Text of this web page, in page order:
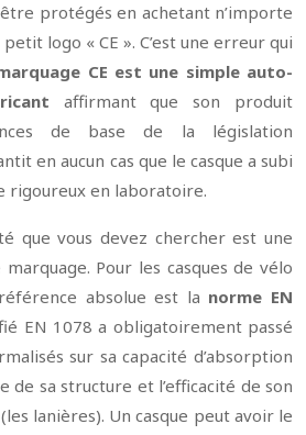
protégés en achetant n’importe
logo « CE ». C’est une erreur qui
CE est une simple auto-
affirmant que son produit
de base de la législation
en aucun cas que le casque a subi
rigoureux en laboratoire.
que vous devez chercher est une
Pour les casques de vélo
absolue est la norme EN
EN 1078 a obligatoirement passé
sur sa capacité d’absorption
de sa structure et l’efficacité de son
lanières). Un casque peut avoir le